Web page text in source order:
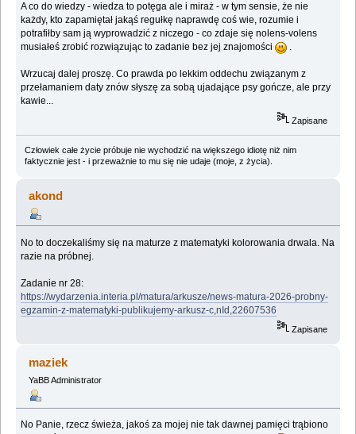
A co do wiedzy - wiedza to potęga ale i miraż - w tym sensie, że nie
każdy, kto zapamiętał jakąś regułkę naprawdę coś wie, rozumie i
potrafiłby sam ją wyprowadzić z niczego - co zdaje się nolens-volens
musiałeś zrobić rozwiązując to zadanie bez jej znajomości
.
Wrzucaj dalej proszę. Co prawda po lekkim oddechu związanym z
przełamaniem daty znów słyszę za sobą ujadające psy gończe, ale przy
kawie...
Zapisane
Człowiek całe życie próbuje nie wychodzić na większego idiotę niż nim
faktycznie jest - i przeważnie to mu się nie udaje (moje, z życia).
akond
No to doczekaliśmy się na maturze z matematyki kolorowania drwala. Na
razie na próbnej.
Zadanie nr 28:
https://wydarzenia.interia.pl/matura/arkusze/news-matura-2026-probny-
egzamin-z-matematyki-publikujemy-arkusz-c,nId,22607536
Zapisane
maziek
YaBB Administrator
No Panie, rzecz świeża, jakoś za mojej nie tak dawnej pamięci trąbiono